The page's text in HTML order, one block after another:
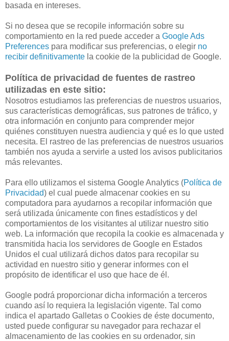
basada en intereses.
Si no desea que se recopile información sobre su
comportamiento en la red puede acceder a Google Ads
Preferences para modificar sus preferencias, o elegir no
recibir definitivamente la cookie de la publicidad de Google.
Política de privacidad de fuentes de rastreo
utilizadas en este sitio:
Nosotros estudiamos las preferencias de nuestros usuarios,
sus características demográficas, sus patrones de tráfico, y
otra información en conjunto para comprender mejor
quiénes constituyen nuestra audiencia y qué es lo que usted
necesita. El rastreo de las preferencias de nuestros usuarios
también nos ayuda a servirle a usted los avisos publicitarios
más relevantes.
Para ello utilizamos el sistema Google Analytics (Política de
Privacidad) el cual puede almacenar cookies en su
computadora para ayudarnos a recopilar información que
será utilizada únicamente con fines estadísticos y del
comportamientos de los visitantes al utilizar nuestro sitio
web. La información que recopila la cookie es almacenada y
transmitida hacia los servidores de Google en Estados
Unidos el cual utilizará dichos datos para recopilar su
actividad en nuestro sitio y generar informes con el
propósito de identificar el uso que hace de él.
Google podrá proporcionar dicha información a terceros
cuando así lo requiera la legislación vigente. Tal como
indica el apartado Galletas o Cookies de éste documento,
usted puede configurar su navegador para rechazar el
almacenamiento de las cookies en su ordenador, sin